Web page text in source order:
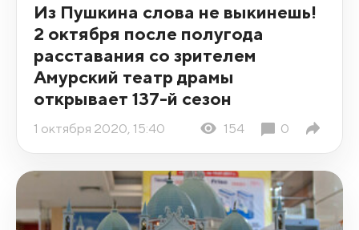
Из Пушкина слова не выкинешь!
2 октября после полугода
расставания со зрителем
Амурский театр драмы
открывает 137-й сезон
1 октября 2020, 15:40 154 0